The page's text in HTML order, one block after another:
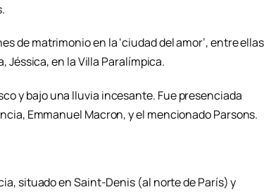
de matrimonio en la ‘ciudad del amor’, entre ellas
Jéssica, en la Villa Paralímpica.
y bajo una lluvia incesante. Fue presenciada
Emmanuel Macron, y el mencionado Parsons.
situado en Saint-Denis (al norte de París) y